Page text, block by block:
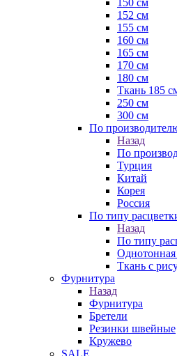
150 см
152 см
155 см
160 см
165 см
170 см
180 см
Ткань 185
250 см
300 см
По
Назад
По
Турция
Китай
Корея
Россия
По типу
Назад
По типу
Однотонная
Ткань с
Фурнитура
Назад
Фурнитура
Бретели
Резинки швейные
Кружево
SALE